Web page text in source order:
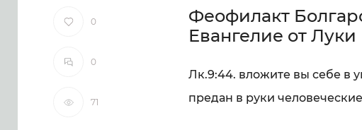
0
0
71
Феофилакт
Евангелие от Луки
Лк.9:44. вложите вы себе в
предан в руки